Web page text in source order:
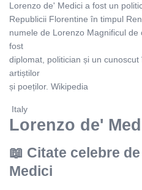
Lorenzo de' Medici a fost un
Republicii Florentine în timpul
numele de Lorenzo Magnificul
fost
diplomat, politician și un
artiștilor
și poeților. Wikipedia
Italy
Lorenzo de'
Citate celebre
Medici